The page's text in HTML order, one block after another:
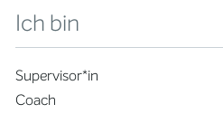
Ich bin
Supervisor*in
Coach